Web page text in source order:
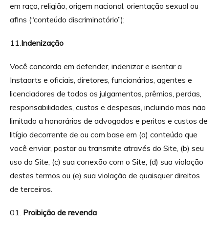
em raça, religião, origem nacional, orientação sexual ou
afins (“conteúdo discriminatório”);
11. Indenização
Você concorda em defender, indenizar e isentar a
Instaarts e oficiais, diretores, funcionários, agentes e
licenciadores de todos os julgamentos, prêmios, perdas,
responsabilidades, custos e despesas, incluindo mas não
limitado a honorários de advogados e peritos e custos de
litígio decorrente de ou com base em (a) conteúdo que
você enviar, postar ou transmite através do Site, (b) seu
uso do Site, (c) sua conexão com o Site, (d) sua violação
destes termos ou (e) sua violação de quaisquer direitos
de terceiros.
Proibição de revenda